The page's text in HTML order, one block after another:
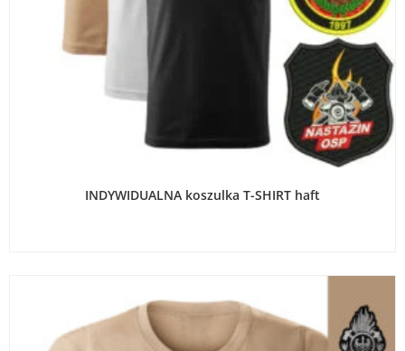
INDYWIDUALNA koszulka T-SHIRT haft